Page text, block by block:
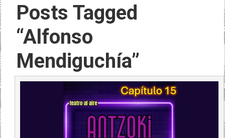
Posts Tagged
“Alfonso
Mendiguchía”